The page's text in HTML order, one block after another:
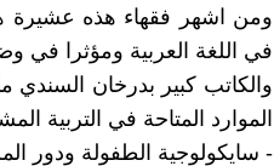
ومن اشهر فقهاء هذه عشيرة
في اللغة العربية ومؤثرا في
والكاتب كبير بدرخان السندي
الموارد المتاحة في التربية
- سايكولوجية الطفولة ودور